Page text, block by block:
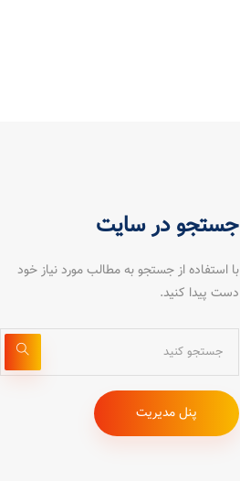
جستجو در سایت
با استفاده از جستجو به مطالب مورد نیاز خود
دست پیدا کنید.
پنل مدیریت